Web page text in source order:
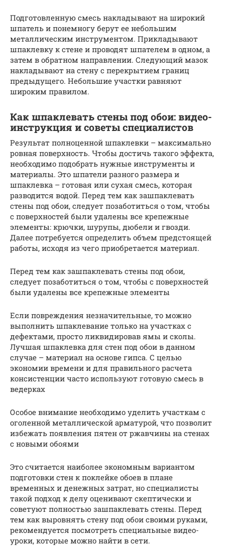
Подготовленную смесь накладывают на широкий
шпатель и понемногу берут ее небольшим
металлическим инструментом. Прикладывают
шпаклевку к стене и проводят шпателем в одном, а
затем в обратном направлении. Следующий мазок
накладывают на стену с перекрытием границ
предыдущего. Небольшие участки равняют
широким правилом.
Как шпаклевать стены под обои: видео-
инструкция и советы специалистов
Результат полноценной шпаклевки – максимально
ровная поверхность. Чтобы достичь такого эффекта,
необходимо подобрать нужные инструменты и
материалы. Это шпатели разного размера и
шпаклевка – готовая или сухая смесь, которая
разводится водой. Перед тем как зашпаклевать
стены под обои, следует позаботиться о том, чтобы
с поверхностей были удалены все крепежные
элементы: крючки, шурупы, дюбели и гвозди.
Далее потребуется определить объем предстоящей
работы, исходя из чего приобретается материал.
Перед тем как зашпаклевать стены под обои,
следует позаботиться о том, чтобы с поверхностей
были удалены все крепежные элементы
Если повреждения незначительные, то можно
выполнить шпаклевание только на участках с
дефектами, просто ликвидировав ямы и сколы.
Лучшая шпаклевка для стен под обои в данном
случае – материал на основе гипса. С целью
экономии времени и для правильного расчета
консистенции часто используют готовую смесь в
ведерках
Особое внимание необходимо уделить участкам с
оголенной металлической арматурой, что позволит
избежать появления пятен от ржавчины на стенах
с новыми обоями
Это считается наиболее экономным вариантом
подготовки стен к поклейке обоев в плане
временных и денежных затрат, но специалисты
такой подход к делу оценивают скептически и
советуют полностью зашпаклевать стены. Перед
тем как выровнять стену под обои своими руками,
рекомендуется посмотреть специальные видео-
уроки, которые можно найти в сети.